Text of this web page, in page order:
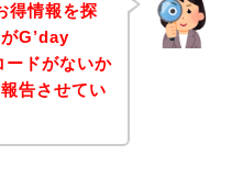
得情報を探
G’day
ドがないか
告させてい